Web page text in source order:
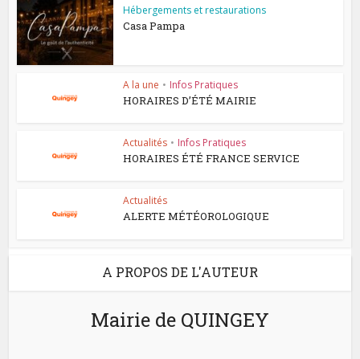
Hébergements et restaurations
Casa Pampa
A la une • Infos Pratiques
HORAIRES D’ÉTÉ MAIRIE
Actualités • Infos Pratiques
HORAIRES ÉTÉ FRANCE SERVICE
Actualités
ALERTE MÉTÉOROLOGIQUE
A PROPOS DE L'AUTEUR
Mairie de QUINGEY